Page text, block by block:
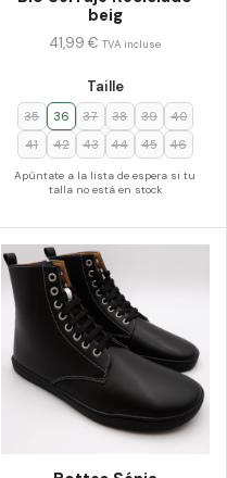
beig
Taille
35 36 37 38 39
40
41
42 43 44 45 46
Apúntate a la lista de espera si tu
talla no está en stock
41,99€ TVA incluse